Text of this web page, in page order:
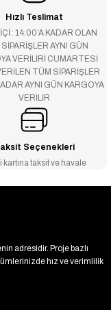
Hızlı Teslimat
: 14:00’A KADAR OLAN
SİPARİŞLER AYNI GÜN
VERİLİRİ CUMARTESİ
TÜM SİPARİŞLER
AYNI GÜN KARGOYA
VERİLİR
Seçenekleri
kartına taksit ve havale
adresidir. Proje bazlı
hız ve verimlilik